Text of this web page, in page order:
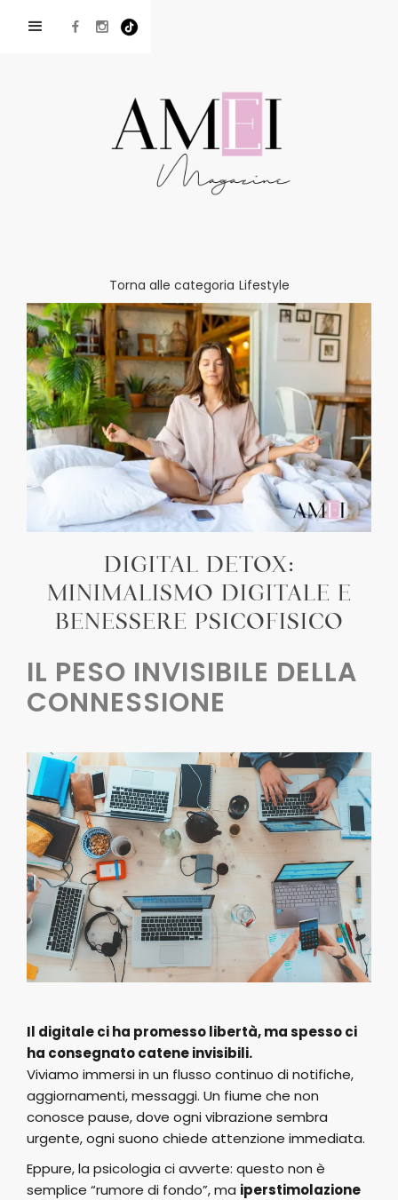
Torna alle categoria Lifestyle
DIGITAL DETOX:
MINIMALISMO DIGITALE E
BENESSERE PSICOFISICO
IL PESO INVISIBILE DELLA
CONNESSIONE
Il digitale ci ha promesso libertà, ma spesso ci
ha consegnato catene invisibili.
Viviamo immersi in un flusso continuo di notifiche,
aggiornamenti, messaggi. Un fiume che non
conosce pause, dove ogni vibrazione sembra
urgente, ogni suono chiede attenzione immediata.
Eppure, la psicologia ci avverte: questo non è
semplice “rumore di fondo”, ma iperstimolazione